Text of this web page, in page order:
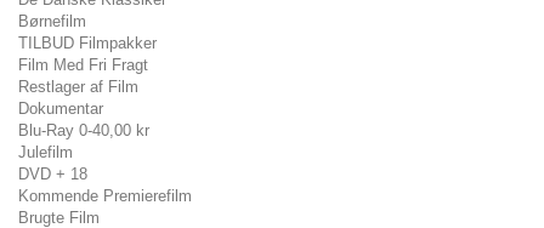
Børnefilm
TILBUD Filmpakker
Film Med Fri Fragt
Restlager af Film
Dokumentar
Blu-Ray 0-40,00 kr
Julefilm
DVD + 18
Kommende Premierefilm
Brugte Film